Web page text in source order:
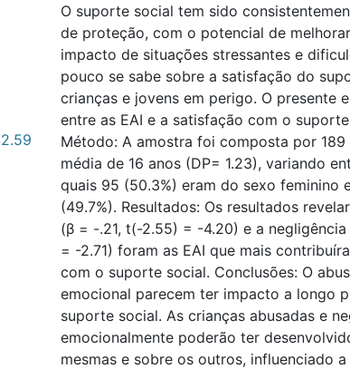
O suporte social tem sido
de proteção, com o potencial de
impacto de situações stressantes e
pouco se sabe sobre a satisfação do
crianças e jovens em perigo. O presente
entre as EAI e a satisfação com o
Método: A amostra foi composta por
média de 16 anos (DP= 1.23), variando
quais 95 (50.3%) eram do sexo feminino
(49.7%). Resultados: Os resultados
(β = -.21, t(-2.55) = -4.20) e a
= -2.71) foram as EAI que mais
com o suporte social. Conclusões: O
emocional parecem ter impacto a longo
suporte social. As crianças abusadas e
emocionalmente poderão ter
mesmas e sobre os outros, influenciado